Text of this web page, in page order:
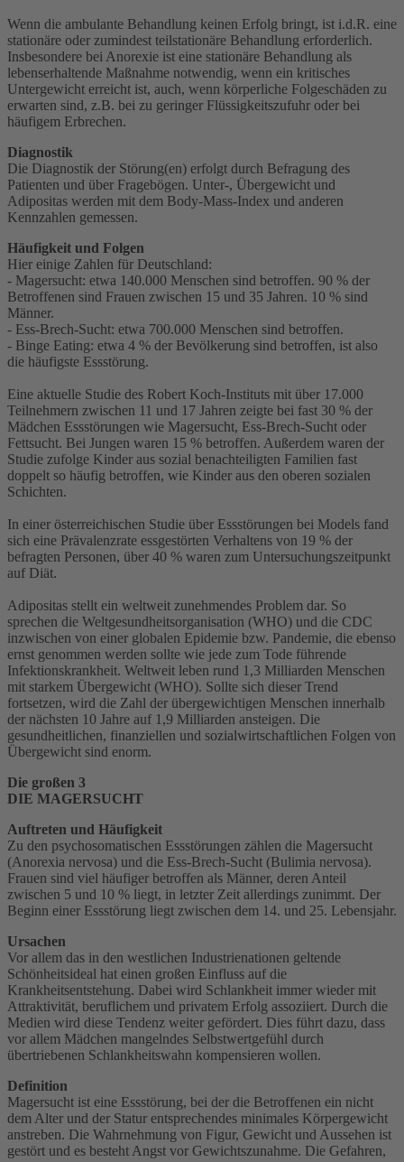
Wenn die ambulante Behandlung keinen Erfolg bringt, ist i.d.R. eine
stationäre oder zumindest teilstationäre Behandlung erforderlich.
Insbesondere bei Anorexie ist eine stationäre Behandlung als
lebenserhaltende Maßnahme notwendig, wenn ein kritisches
Untergewicht erreicht ist, auch, wenn körperliche Folgeschäden zu
erwarten sind, z.B. bei zu geringer Flüssigkeitszufuhr oder bei
häufigem Erbrechen.
Diagnostik
Die Diagnostik der Störung(en) erfolgt durch Befragung des
Patienten und über Fragebögen. Unter-, Übergewicht und
Adipositas werden mit dem Body-Mass-Index und anderen
Kennzahlen gemessen.
Häufigkeit und Folgen
Hier einige Zahlen für Deutschland:
- Magersucht: etwa 140.000 Menschen sind betroffen. 90 % der
Betroffenen sind Frauen zwischen 15 und 35 Jahren. 10 % sind
Männer.
- Ess-Brech-Sucht: etwa 700.000 Menschen sind betroffen.
- Binge Eating: etwa 4 % der Bevölkerung sind betroffen, ist also
die häufigste Essstörung.
Eine aktuelle Studie des Robert Koch-Instituts mit über 17.000
Teilnehmern zwischen 11 und 17 Jahren zeigte bei fast 30 % der
Mädchen Essstörungen wie Magersucht, Ess-Brech-Sucht oder
Fettsucht. Bei Jungen waren 15 % betroffen. Außerdem waren der
Studie zufolge Kinder aus sozial benachteiligten Familien fast
doppelt so häufig betroffen, wie Kinder aus den oberen sozialen
Schichten.
In einer österreichischen Studie über Essstörungen bei Models fand
sich eine Prävalenzrate essgestörten Verhaltens von 19 % der
befragten Personen, über 40 % waren zum Untersuchungszeitpunkt
auf Diät.
Adipositas stellt ein weltweit zunehmendes Problem dar. So
sprechen die Weltgesundheitsorganisation (WHO) und die CDC
inzwischen von einer globalen Epidemie bzw. Pandemie, die ebenso
ernst genommen werden sollte wie jede zum Tode führende
Infektionskrankheit. Weltweit leben rund 1,3 Milliarden Menschen
mit starkem Übergewicht (WHO). Sollte sich dieser Trend
fortsetzen, wird die Zahl der übergewichtigen Menschen innerhalb
der nächsten 10 Jahre auf 1,9 Milliarden ansteigen. Die
gesundheitlichen, finanziellen und sozialwirtschaftlichen Folgen von
Übergewicht sind enorm.
Die großen 3
DIE MAGERSUCHT
Auftreten und Häufigkeit
Zu den psychosomatischen Essstörungen zählen die Magersucht
(Anorexia nervosa) und die Ess-Brech-Sucht (Bulimia nervosa).
Frauen sind viel häufiger betroffen als Männer, deren Anteil
zwischen 5 und 10 % liegt, in letzter Zeit allerdings zunimmt. Der
Beginn einer Essstörung liegt zwischen dem 14. und 25. Lebensjahr.
Ursachen
Vor allem das in den westlichen Industrienationen geltende
Schönheitsideal hat einen großen Einfluss auf die
Krankheitsentstehung. Dabei wird Schlankheit immer wieder mit
Attraktivität, beruflichem und privatem Erfolg assoziiert. Durch die
Medien wird diese Tendenz weiter gefördert. Dies führt dazu, dass
vor allem Mädchen mangelndes Selbstwertgefühl durch
übertriebenen Schlankheitswahn kompensieren wollen.
Definition
Magersucht ist eine Essstörung, bei der die Betroffenen ein nicht
dem Alter und der Statur entsprechendes minimales Körpergewicht
anstreben. Die Wahrnehmung von Figur, Gewicht und Aussehen ist
gestört und es besteht Angst vor Gewichtszunahme. Die Gefahren,